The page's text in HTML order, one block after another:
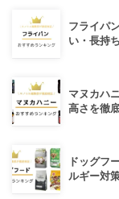
フライパ
い・長持
マヌカハ
高さを徹
ドッグフ
ルギー対